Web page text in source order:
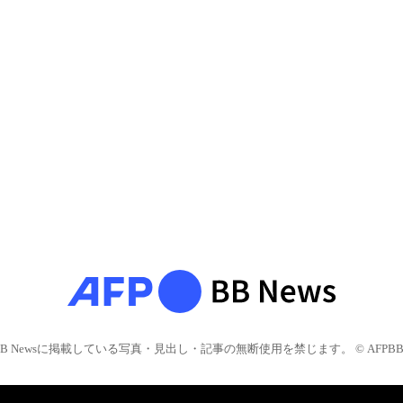
Newsに掲載している写真・見出し・記事の無断使用を禁じます。 © AFPBB